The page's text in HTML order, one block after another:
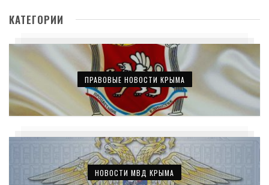
КАТЕГОРИИ
ПРАВОВЫЕ НОВОСТИ КРЫМА
НОВОСТИ МВД КРЫМА